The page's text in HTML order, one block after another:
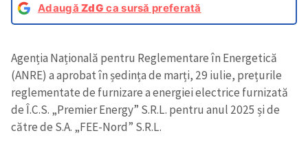
AdaugăZdG ca sursă preferată
Agenția Națională pentru Reglementare în Energetică
(ANRE) a aprobat în ședința de marți, 29 iulie, prețurile
reglementate de furnizare a energiei electrice furnizată
de Î.C.S. „Premier Energy” S.R.L. pentru anul 2025 și de
către de S.A. „FEE-Nord” S.R.L.